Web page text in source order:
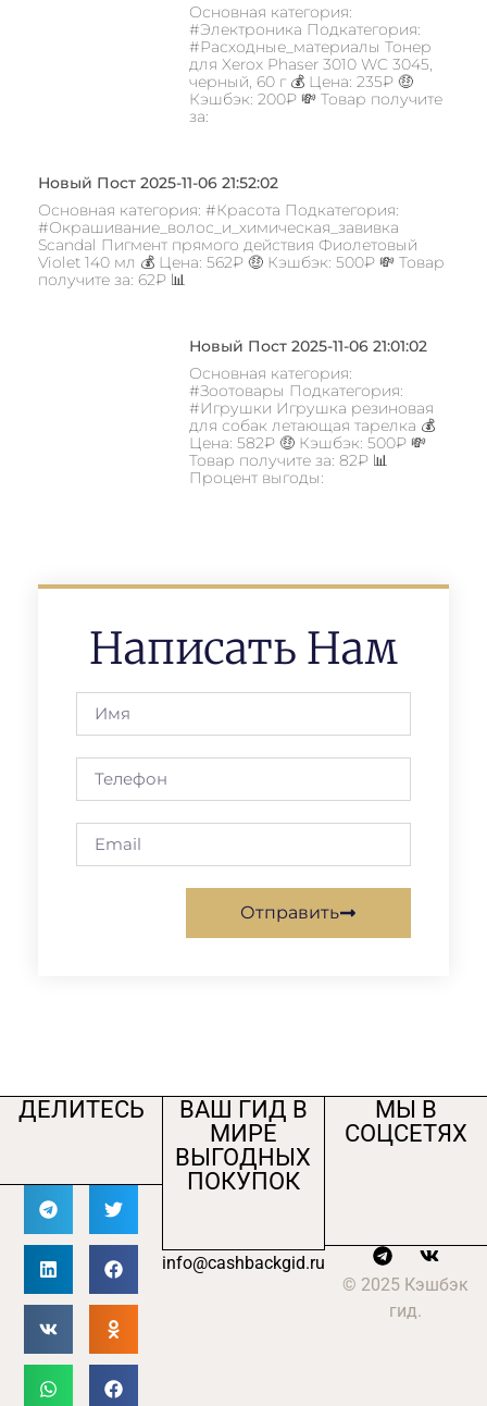
Основная категория:
#Электроника Подкатегория:
#Расходные_материалы Тонер
для Xerox Phaser 3010 WC 3045,
черный, 60 г 💰 Цена: 235₽ 🤑
Кэшбэк: 200₽ 💸 Товар получите
за:
Новый Пост 2025-11-06 21:52:02
Основная категория: #Красота Подкатегория:
#Окрашивание_волос_и_химическая_завивка
Scandal Пигмент прямого действия Фиолетовый
Violet 140 мл 💰 Цена: 562₽ 🤑 Кэшбэк: 500₽ 💸 Товар
получите за: 62₽ 📊
Новый Пост 2025-11-06 21:01:02
Основная категория:
#Зоотовары Подкатегория:
#Игрушки Игрушка резиновая
для собак летающая тарелка 💰
Цена: 582₽ 🤑 Кэшбэк: 500₽ 💸
Товар получите за: 82₽ 📊
Процент выгоды:
Написать Нам
Отправить
ДЕЛИТЕСЬ
ВАШ ГИД В
МИРЕ
ВЫГОДНЫХ
ПОКУПОК
info@cashbackgid.ru
МЫ В
СОЦСЕТЯХ
© 2025 Кэшбэк
гид.